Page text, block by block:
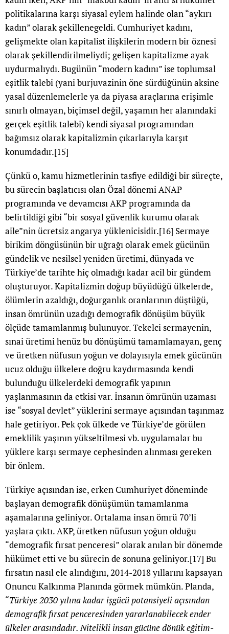
politikalarına karşı siyasal eylem halinde olan “aykırı
kadın” olarak şekillenegeldi. Cumhuriyet kadını,
gelişmekte olan kapitalist ilişkilerin modern bir öznesi
olarak şekillendirilmeliydi; gelişen kapitalizme ayak
uydurmalıydı. Bugünün “modern kadını” ise toplumsal
eşitlik talebi (yani burjuvazinin öne sürdüğünün aksine
yasal düzenlemelerle ya da piyasa araçlarına erişimle
sınırlı olmayan, biçimsel değil, yaşamın her alanındaki
gerçek eşitlik talebi) kendi siyasal programından
bağımsız olarak kapitalizmin çıkarlarıyla karşıt
konumdadır.[15]
Çünkü o, kamu hizmetlerinin tasfiye edildiği bir süreçte,
bu sürecin başlatıcısı olan Özal dönemi ANAP
programında ve devamcısı AKP programında da
belirtildiği gibi “bir sosyal güvenlik kurumu olarak
aile”nin ücretsiz angarya yüklenicisidir.[16] Sermaye
birikim döngüsünün bir uğrağı olarak emek gücünün
gündelik ve nesilsel yeniden üretimi, dünyada ve
Türkiye’de tarihte hiç olmadığı kadar acil bir gündem
oluşturuyor. Kapitalizmin doğup büyüdüğü ülkelerde,
ölümlerin azaldığı, doğurganlık oranlarının düştüğü,
insan ömrünün uzadığı demografik dönüşüm büyük
ölçüde tamamlanmış bulunuyor. Tekelci sermayenin,
sınai üretimi henüz bu dönüşümü tamamlamayan, genç
ve üretken nüfusun yoğun ve dolayısıyla emek gücünün
ucuz olduğu ülkelere doğru kaydırmasında kendi
bulunduğu ülkelerdeki demografik yapının
yaşlanmasının da etkisi var. İnsanın ömrünün uzaması
ise “sosyal devlet” yüklerini sermaye açısından taşınmaz
hale getiriyor. Pek çok ülkede ve Türkiye’de görülen
emeklilik yaşının yükseltilmesi vb. uygulamalar bu
yüklere karşı sermaye cephesinden alınması gereken
bir önlem.
Türkiye açısından ise, erken Cumhuriyet döneminde
başlayan demografik dönüşümün tamamlanma
aşamalarına geliniyor. Ortalama insan ömrü 70’li
yaşlara çıktı. AKP, üretken nüfusun yoğun olduğu
“demografik fırsat penceresi” olarak anılan bir dönemde
hükümet etti ve bu sürecin de sonuna geliniyor.[17] Bu
fırsatın nasıl ele alındığını, 2014-2018 yıllarını kapsayan
Onuncu Kalkınma Planında görmek mümkün. Planda,
“Türkiye 2030 yılına kadar işgücü potansiyeli açısından
demografik fırsat penceresinden yararlanabilecek ender
ülkeler arasındadır. Nitelikli insan gücüne dönük eğitim-